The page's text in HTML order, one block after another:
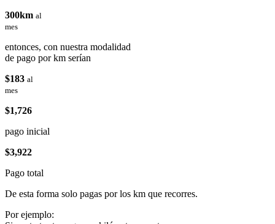
300km al
mes
entonces, con nuestra modalidad
de pago por km serían
$183 al
mes
$1,726
pago inicial
$3,922
Pago total
De esta forma solo pagas por los km que recorres.
Por ejemplo: